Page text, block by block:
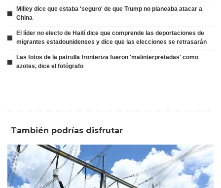
Milley dice que estaba 'seguro' de que Trump no planeaba atacar a
China
El líder no electo de Haití dice que comprende las deportaciones de
migrantes estadounidenses y dice que las elecciones se retrasarán
Las fotos de la patrulla fronteriza fueron 'malinterpretadas' como
azotes, dice el fotógrafo
También podrías disfrutar